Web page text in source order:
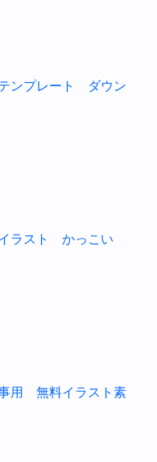
プレート ダウン
ラスト かっこい
用 無料イラスト素